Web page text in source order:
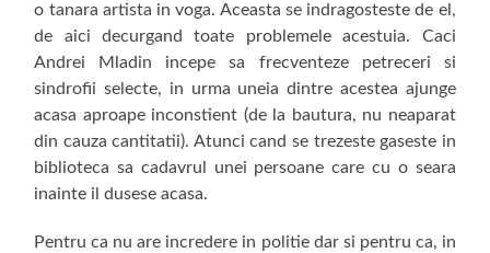
o tanara artista in voga. Aceasta se indragosteste de el,
de aici decurgand toate problemele acestuia. Caci
Andrei Mladin incepe sa frecventeze petreceri si
sindrofii selecte, in urma uneia dintre acestea ajunge
acasa aproape inconstient (de la bautura, nu neaparat
din cauza cantitatii). Atunci cand se trezeste gaseste in
biblioteca sa cadavrul unei persoane care cu o seara
inainte il dusese acasa.
Pentru ca nu are incredere in politie dar si pentru ca, in